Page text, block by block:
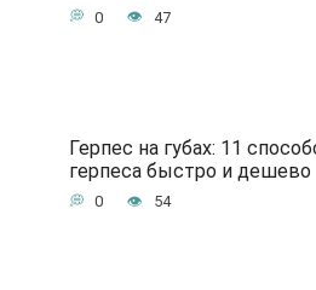
0 47
Герпес на губах: 11
герпеса быстро и дешево
0 54